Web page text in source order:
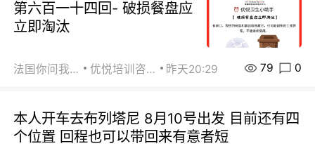
第六百一十四回- 破损餐盘应
立即淘汰
法国你问我答 优悦培训咨询 昨天20:29 79 0
本人开车去布列塔尼 8月10号出发 目前还有四
个位置 回程也可以带回来有意者短